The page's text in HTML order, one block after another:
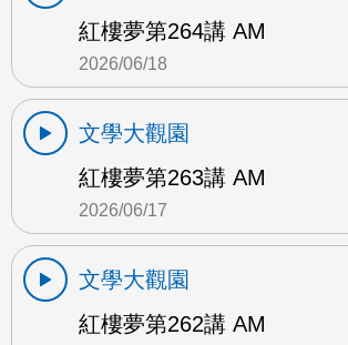
紅樓夢第264講 AM
2026/06/18
文學大觀園
紅樓夢第263講 AM
2026/06/17
文學大觀園
紅樓夢第262講 AM